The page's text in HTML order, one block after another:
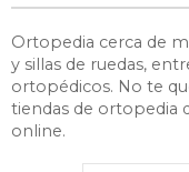
Ortopedia cerca de
y sillas de ruedas,
ortopédicos. No te
tiendas de ortopedia
online.